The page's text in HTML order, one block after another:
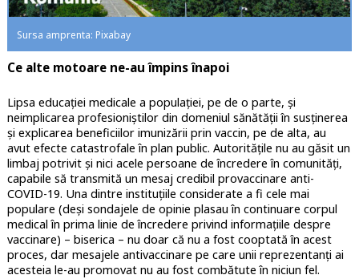
Sursa amprenta: Pixabay
Ce alte motoare ne-au împins înapoi
Lipsa educației medicale a populației, pe de o parte, și
neimplicarea profesioniștilor din domeniul sănătății în susținerea
și explicarea beneficiilor imunizării prin vaccin, pe de alta, au
avut efecte catastrofale în plan public. Autoritățile nu au găsit un
limbaj potrivit și nici acele persoane de încredere în comunități,
capabile să transmită un mesaj credibil provaccinare anti-
COVID-19. Una dintre instituțiile considerate a fi cele mai
populare (deși sondajele de opinie plasau în continuare corpul
medical în prima linie de încredere privind informațiile despre
vaccinare) – biserica – nu doar că nu a fost cooptată în acest
proces, dar mesajele antivaccinare pe care unii reprezentanți ai
acesteia le-au promovat nu au fost combătute în niciun fel.